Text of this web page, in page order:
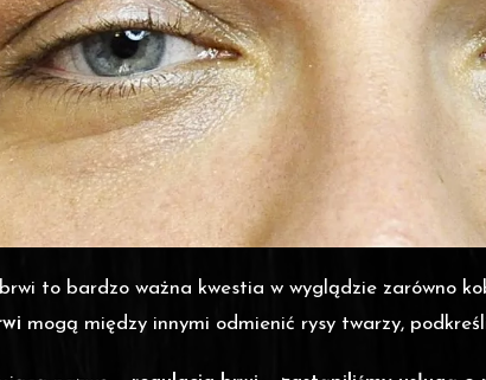
to bardzo ważna kwestia w wyglądzie zarówno
mogą między innymi odmienić rysy twarzy,